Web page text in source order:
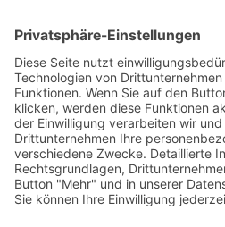
Bomber-Geleitschutz
Tuskeegee Airmen
Focke Wulf FW 190
Messerschmitt Bf 109
Messerschmitt Me 163
Messerschmitt Me 262
P-38 Lightning
P-47 Thunderbolt